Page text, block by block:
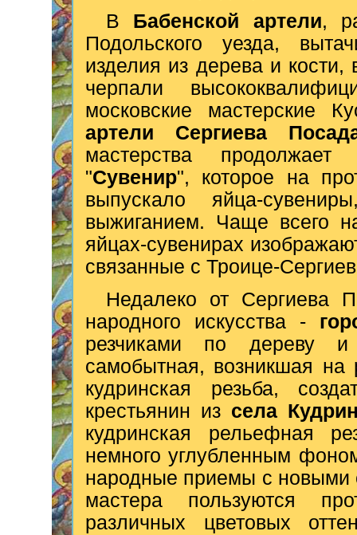
В Бабенской артели,
Подольского уезда,
изделия из дерева и
черпали
московские мастерские
артели Сергиева
мастерства продолжает
"Сувенир", которое на
выпускало яйца-
выжиганием. Чаще всего
яйцах-сувенирах
связанные с Троице-
Недалеко от Сергиева
народного искусства -
резчиками по дереву
самобытная, возникшая на
кудринская резьба,
крестьянин из села
кудринская рельефная
немного углубленным
народные приемы с новыми
мастера пользуются
различных цветовых